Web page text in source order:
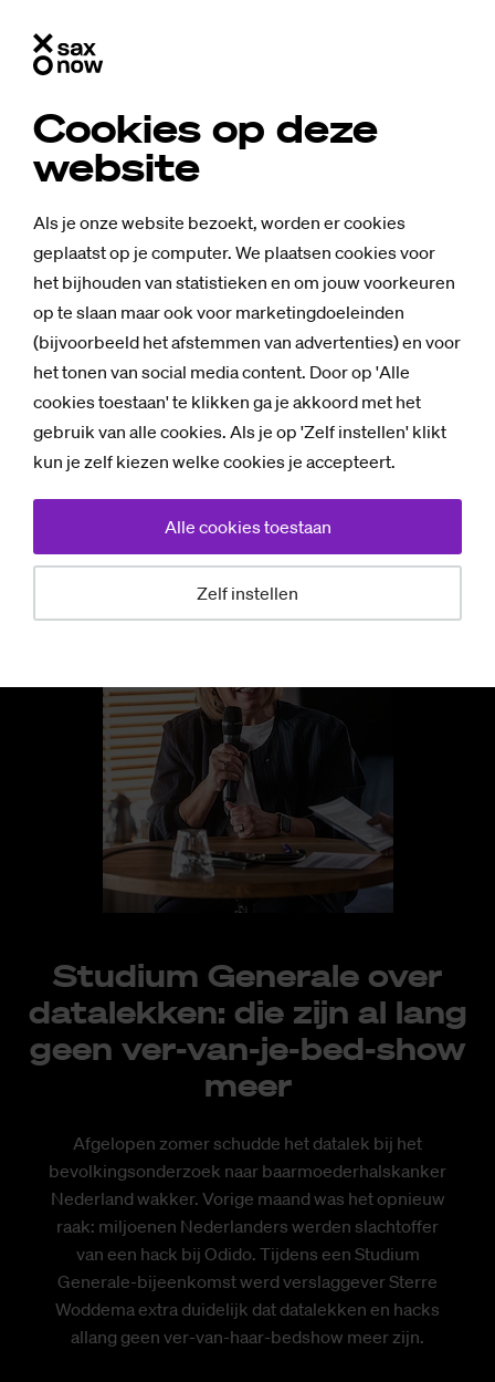
Cookies op deze
website
Als je onze website bezoekt, worden er cookies
geplaatst op je computer. We plaatsen cookies voor
het bijhouden van statistieken en om jouw voorkeuren
op te slaan maar ook voor marketingdoeleinden
(bijvoorbeeld het afstemmen van advertenties) en voor
het tonen van social media content. Door op 'Alle
cookies toestaan' te klikken ga je akkoord met het
gebruik van alle cookies. Als je op 'Zelf instellen' klikt
kun je zelf kiezen welke cookies je accepteert.
Zelf instellen
Alle cookies toestaan
Stu­di­um Ge­ne­ra­le
activiteiten op het snijvlak van beroep,
wetenschap, kunst-cultuur en maatschappij.
Elk kwartiel zijn er debatten, lezingen,
powertalks, interviews, praatdiners en
talkshows over allerlei brandende kwesties.
Ar­ti­ke­len over SG
Studium Generale over
datalekken: die zijn al lang
geen ver-van-je-bed-show
meer
Afgelopen zomer schudde het datalek bij het
bevolkingsonderzoek naar baarmoederhalskanker
Nederland wakker. Vorige maand was het opnieuw
raak: miljoenen Nederlanders werden slachtoffer
van een hack bij Odido. Tijdens een Studium
Generale-bijeenkomst werd verslaggever Sterre
Woddema extra duidelijk dat datalekken en hacks
allang geen ver-van-haar-bedshow meer zijn.